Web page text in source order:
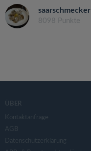
saarschmecker
8098 Punkte
ÜBER
Kontaktanfrage
AGB
Datenschutzerklärung